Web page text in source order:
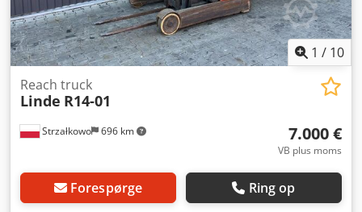
1 / 10
Strzałkowo 696 km
Reach truck
Linde R14-01
7.000 €
VB plus moms
Forespørge Ring op